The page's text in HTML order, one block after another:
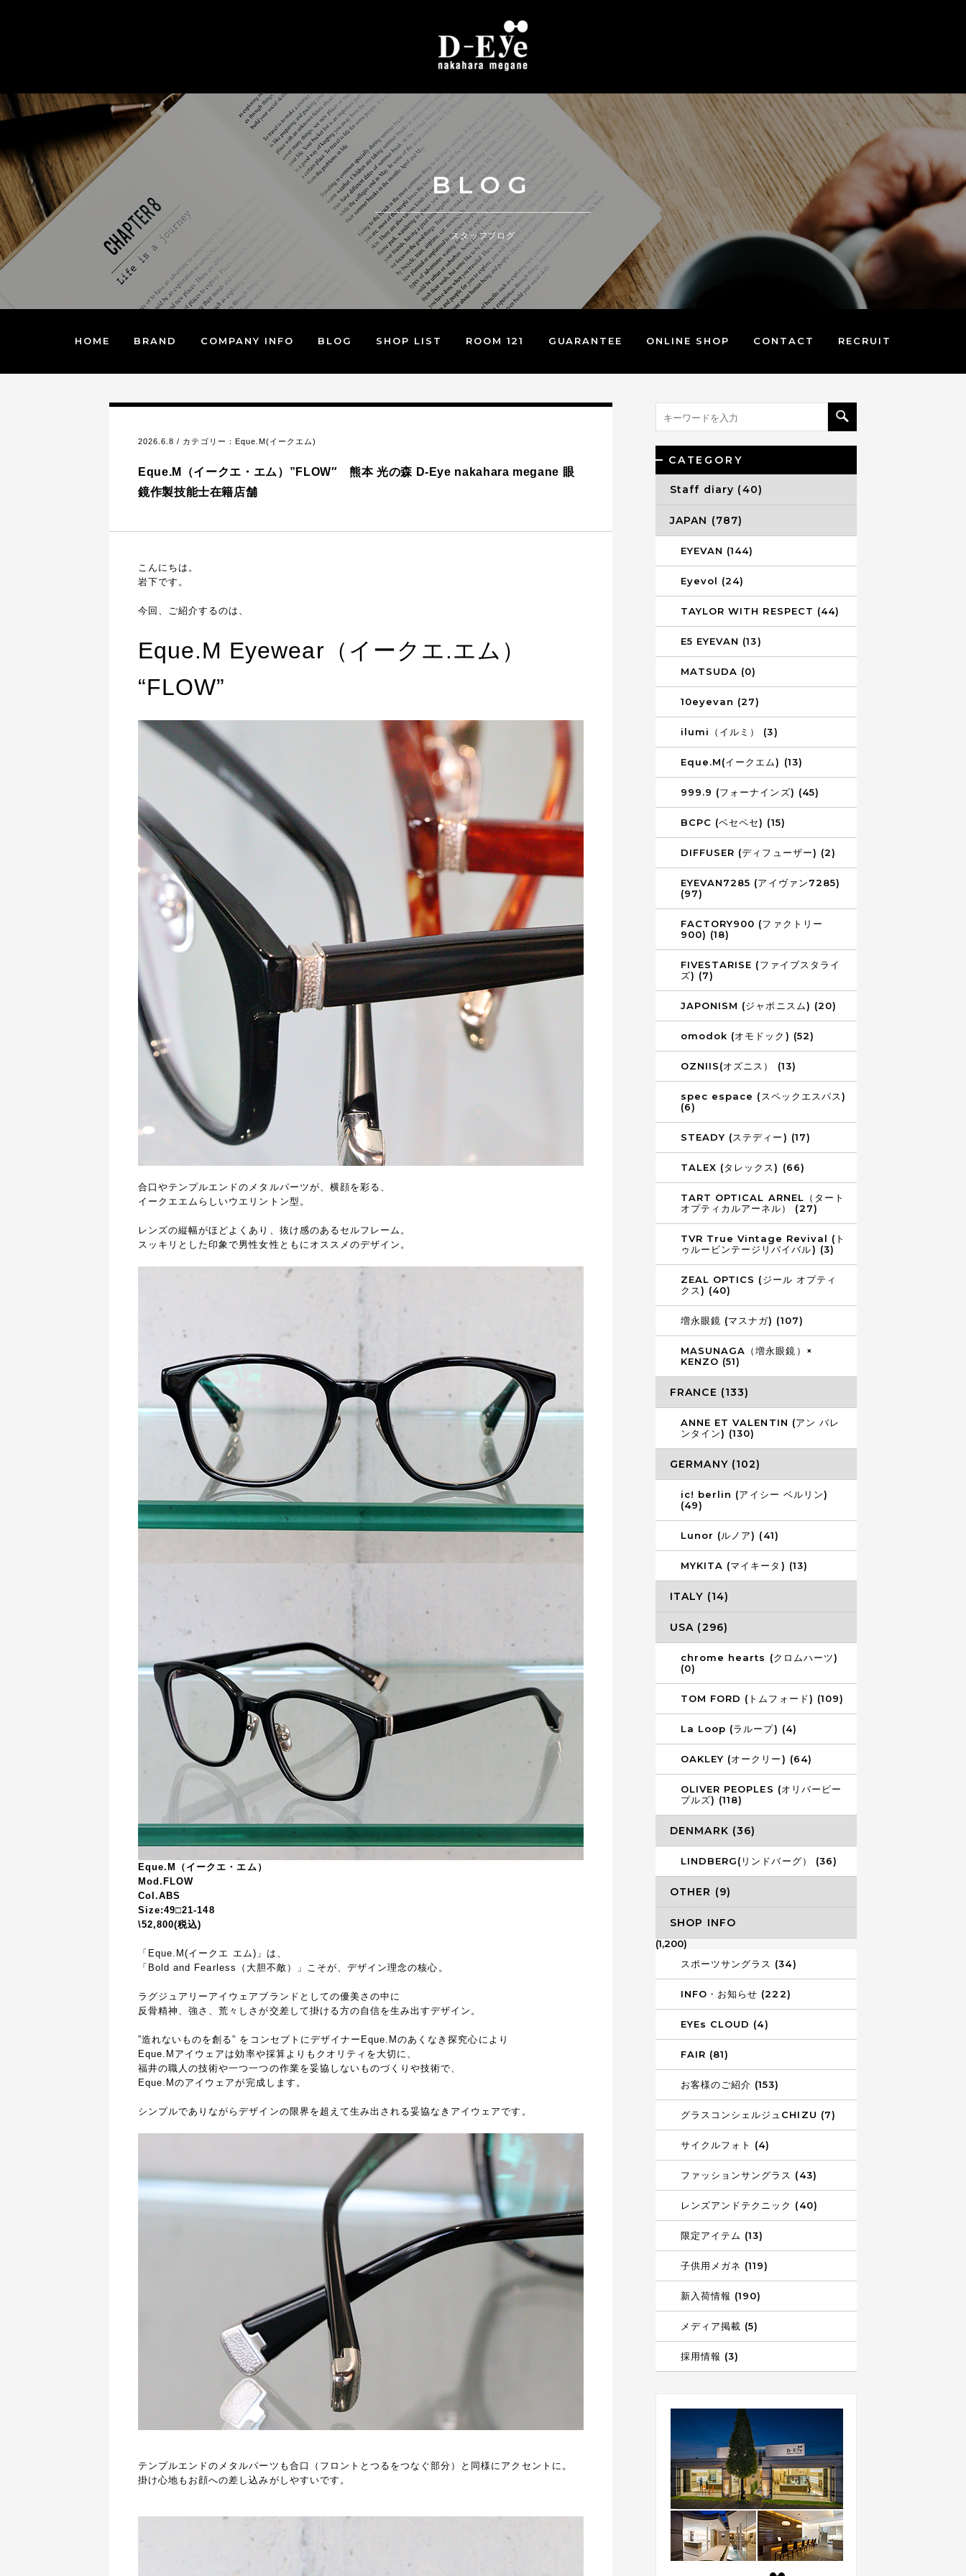
BLOG
スタッフブログ
HOME BRAND COMPANY INFO BLOG SHOP LIST ROOM 121 GUARANTEE ONLINE SHOP CONTACT RECRUIT
2026.6.8 / カテゴリー： Eque.M(イークエム)
Eque.M（イークエ・エム）”FLOW″ 熊本 光の森 D-Eye nakahara megane 眼
鏡作製技能士在籍店舗
こんにちは。
岩下です。
今回、ご紹介するのは、
Eque.M Eyewear（イークエ.エム）
“FLOW”
合口やテンプルエンドのメタルパーツが、横顔を彩る、
イークエエムらしいウエリントン型。
レンズの縦幅がほどよくあり、抜け感のあるセルフレーム。
スッキリとした印象で男性女性ともにオススメのデザイン。
Eque.M（イークエ・エム）
Mod.FLOW
Col.ABS
Size:49□21-148
\52,800(税込)
「Eque.M(イークエ エム)」は、
「Bold and Fearless（大胆不敵）」こそが、デザイン理念の核心。
ラグジュアリーアイウェアブランドとしての優美さの中に
反骨精神、強さ、荒々しさが交差して掛ける方の自信を生み出すデザイン。
”造れないものを創る” をコンセプトにデザイナーEque.Mのあくなき探究心により
Eque.Mアイウェアは効率や採算よりもクオリティを大切に、
福井の職人の技術や一つ一つの作業を妥協しないものづくりや技術で、
Eque.Mのアイウェアが完成します。
シンプルでありながらデザインの限界を超えて生み出される妥協なき アイウェアです。
テンプルエンドのメタルパーツも合口（フロントとつるをつなぐ部分）と同様にアクセントに。
掛け心地もお顔への差し込みがしやすいです。
CATEGORY
Staff diary (40)
JAPAN (787)
EYEVAN (144)
Eyevol (24)
TAYLOR WITH RESPECT (44)
E5 EYEVAN (13)
MATSUDA (0)
10eyevan (27)
ilumi（イルミ） (3)
Eque.M(イークエム) (13)
999.9 (フォーナインズ) (45)
BCPC (ベセペセ) (15)
DIFFUSER (ディフューザー) (2)
EYEVAN7285 (アイヴァン7285)
(97)
FACTORY900 (ファクトリー
900) (18)
FIVESTARISE (ファイブスタライ
ズ) (7)
JAPONISM (ジャポニスム) (20)
omodok (オモドック) (52)
OZNIIS(オズニス） (13)
spec espace (スペックエスパス)
(6)
STEADY (ステディー) (17)
TALEX (タレックス) (66)
TART OPTICAL ARNEL（タート
オプティカルアーネル） (27)
TVR True Vintage Revival (ト
ゥルービンテージリバイバル) (3)
ZEAL OPTICS (ジール オプティ
クス) (40)
増永眼鏡 (マスナガ) (107)
MASUNAGA（増永眼鏡）×
KENZO (51)
FRANCE (133)
ANNE ET VALENTIN (アン バレ
ンタイン) (130)
GERMANY (102)
ic! berlin (アイシー ベルリン)
(49)
Lunor (ルノア) (41)
MYKITA (マイキータ) (13)
ITALY (14)
USA (296)
chrome hearts (クロムハーツ)
(0)
TOM FORD (トムフォード) (109)
La Loop (ラループ) (4)
OAKLEY (オークリー) (64)
OLIVER PEOPLES (オリバーピー
プルズ) (118)
DENMARK (36)
LINDBERG(リンドバーグ） (36)
OTHER (9)
SHOP INFO
(1,200)
スポーツサングラス (34)
INFO・お知らせ (222)
EYEs CLOUD (4)
FAIR (81)
お客様のご紹介 (153)
グラスコンシェルジュCHIZU (7)
サイクルフォト (4)
ファッションサングラス (43)
レンズアンドテクニック (40)
限定アイテム (13)
子供用メガネ (119)
新入荷情報 (190)
メディア掲載 (5)
採用情報 (3)